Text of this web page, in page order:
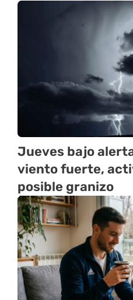
Jueves bajo
viento fuerte,
posible granizo